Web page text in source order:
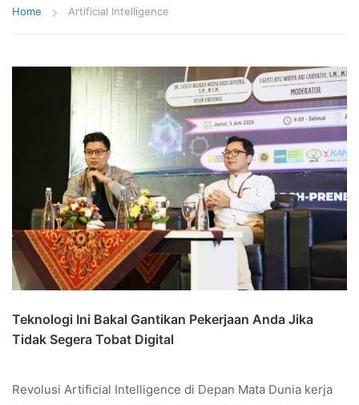
Home Artificial Intelligence
Teknologi Ini Bakal Gantikan Pekerjaan Anda Jika
Tidak Segera Tobat Digital
Revolusi Artificial Intelligence di Depan Mata Dunia kerja